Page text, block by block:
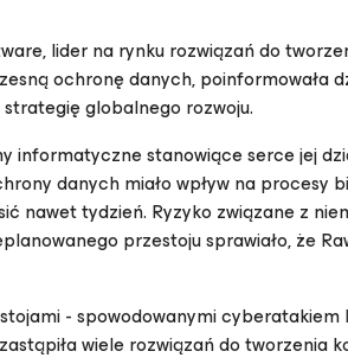
lider na rynku rozwiązań do
ochronę danych, poinformowała
globalnego rozwoju.
informatyczne stanowiące serce jej
danych miało wpływ na procesy
nawet tydzień. Ryzyko związane z
przestoju sprawiało, że
- spowodowanymi
wiele rozwiązań do tworzenia